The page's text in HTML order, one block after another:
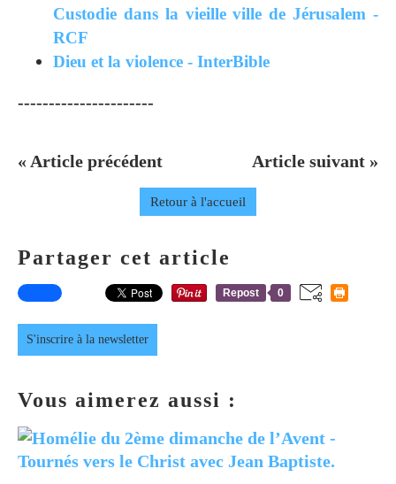
Custodie dans la vieille ville de Jérusalem -
RCF
Dieu et la violence - InterBible
----------------------
« Article précédent Article suivant »
Retour à l'accueil
Partager cet article
Repost 0
S'inscrire à la newsletter
Vous aimerez aussi :